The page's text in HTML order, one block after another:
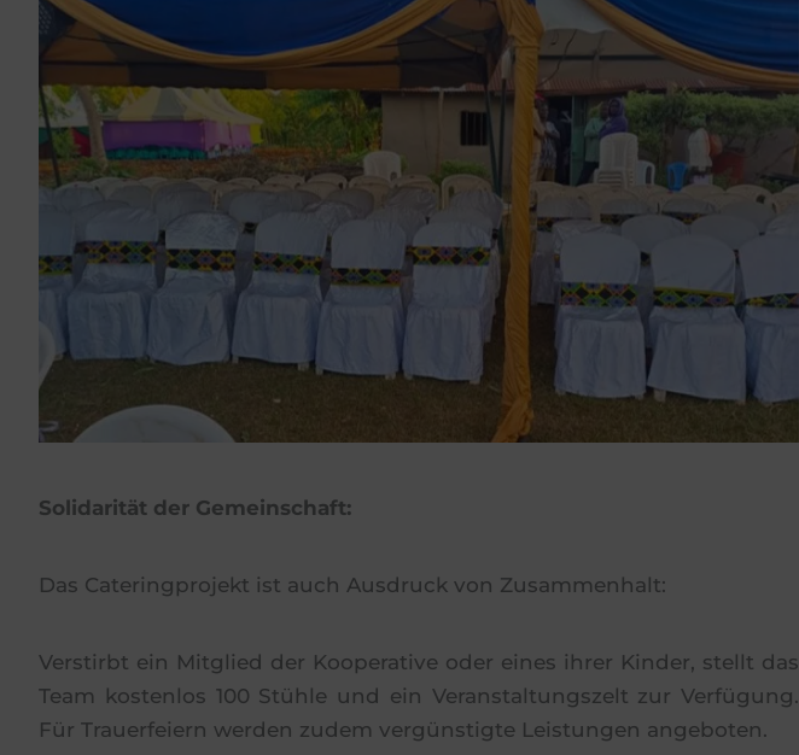
Solidarität der Gemeinschaft:
Das Cateringprojekt ist auch Ausdruck von Zusammenhalt:
Verstirbt ein Mitglied der Kooperative oder eines ihrer Kinder, stellt das
Team kostenlos 100 Stühle und ein Veranstaltungszelt zur Verfügung.
Für Trauerfeiern werden zudem vergünstigte Leistungen angeboten.